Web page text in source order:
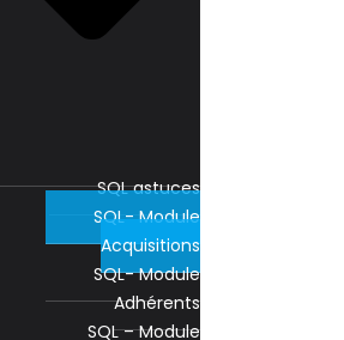
SQL astuces
SQL- Module
Acquisitions
SQL- Module
Adhérents
SQL – Module